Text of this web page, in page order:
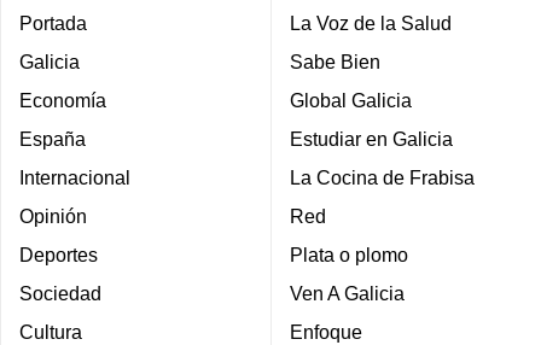
Portada
Galicia
Economía
España
Internacional
Opinión
Deportes
Sociedad
Cultura
La Voz de la Salud
Sabe Bien
Global Galicia
Estudiar en Galicia
La Cocina de Frabisa
Red
Plata o plomo
Ven A Galicia
Enfoque